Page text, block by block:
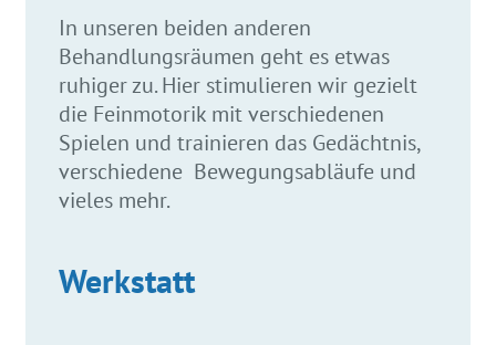
In unseren beiden anderen
Behandlungsräumen geht es etwas
ruhiger zu. Hier stimulieren wir gezielt
die Feinmotorik mit verschiedenen
Spielen und trainieren das Gedächtnis,
verschiedene Bewegungsabläufe und
vieles mehr.
Werkstatt